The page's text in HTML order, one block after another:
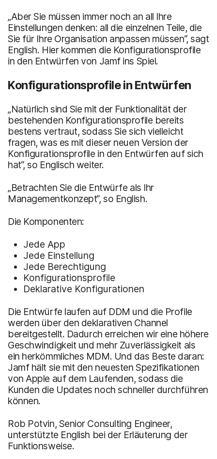
„Aber Sie müssen immer noch an all Ihre
Einstellungen denken: all die einzelnen Teile, die
Sie für Ihre Organisation anpassen müssen“, sagt
English. Hier kommen die Konfigurationsprofile
in den Entwürfen von Jamf ins Spiel.
Konfigurationsprofile in Entwürfen
„Natürlich sind Sie mit der Funktionalität der
bestehenden Konfigurationsprofile bereits
bestens vertraut, sodass Sie sich vielleicht
fragen, was es mit dieser neuen Version der
Konfigurationsprofile in den Entwürfen auf sich
hat“, so Englisch weiter.
„Betrachten Sie die Entwürfe als Ihr
Managementkonzept“, so English.
Die Komponenten:
Jede App
Jede Einstellung
Jede Berechtigung
Konfigurationsprofile
Deklarative Konfigurationen
Die Entwürfe laufen auf DDM und die Profile
werden über den deklarativen Channel
bereitgestellt. Dadurch erreichen wir eine höhere
Geschwindigkeit und mehr Zuverlässigkeit als
ein herkömmliches MDM. Und das Beste daran:
Jamf hält sie mit den neuesten Spezifikationen
von Apple auf dem Laufenden, sodass die
Kunden die Updates noch schneller durchführen
können.
Rob Potvin, Senior Consulting Engineer,
unterstützte English bei der Erläuterung der
Funktionsweise.